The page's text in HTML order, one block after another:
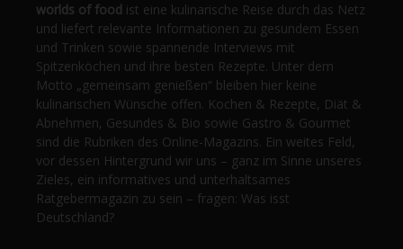
worlds of food ist eine kulinarische Reise durch das Netz
und liefert relevante Informationen zu gesundem Essen
und Trinken sowie spannende Interviews mit
Spitzenköchen und ihre besten Rezepte. Unter dem
Motto „gemeinsam genießen“ bleiben hier keine
kulinarischen Wünsche offen. Kochen & Rezepte, Diät &
Abnehmen, Gesundes & Bio sowie Gastro & Gourmet
sind die Rubriken des Online-Magazins. Ein weites Feld,
vor dessen Hintergrund wir uns – ganz im Sinne unseres
Zieles, ein informatives und unterhaltsames
Ratgebermagazin zu sein – fragen: Was isst
Deutschland?